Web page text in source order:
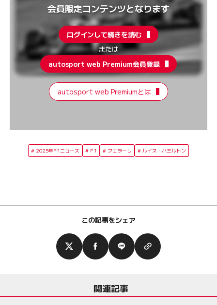
会員限定コンテンツとなります
ログインして続きを読む
または
autosport web Premium会員登録
autosport web Premiumとは
2025年F1ニュース F1 フェラーリ ルイス・ハミルトン
この記事をシェア
関連記事